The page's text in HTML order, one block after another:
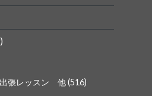
張レッスン 他(516)